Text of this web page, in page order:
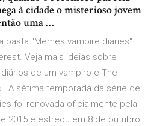
à cidade o misterioso jovem
uma …
pasta "Memes vampire diaries"
Veja mais ideias sobre
de um vampiro e The
A sétima temporada da série de
foi renovada oficialmente pela
2015 e estreou em 8 de outubro